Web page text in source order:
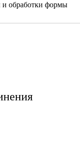
и обработки формы